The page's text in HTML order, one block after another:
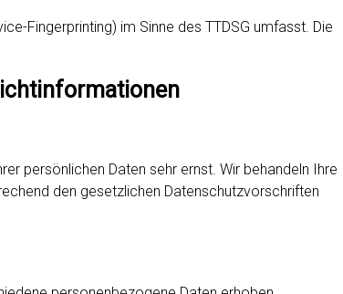
Fingerprinting) im Sinne des TTDSG umfasst. Die
persönlichen Daten sehr ernst. Wir behandeln Ihre
den gesetzlichen Datenschutzvorschriften